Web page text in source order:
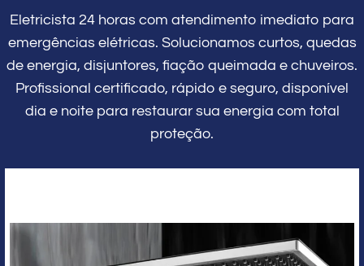
Eletricista 24 horas com atendimento imediato para
emergências elétricas. Solucionamos curtos, quedas
de energia, disjuntores, fiação queimada e chuveiros.
Profissional certificado, rápido e seguro, disponível
dia e noite para restaurar sua energia com total
proteção.